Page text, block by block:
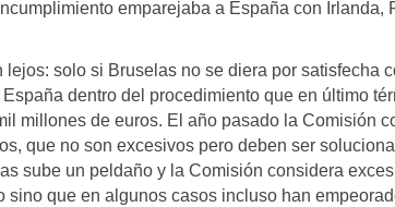
emparejaba a España con Irlanda,
solo si Bruselas no se diera por satisfecha
dentro del procedimiento que en último
millones de euros. El año pasado la Comisión
que no son excesivos pero deben ser
sube un peldaño y la Comisión considera
que en algunos casos incluso han